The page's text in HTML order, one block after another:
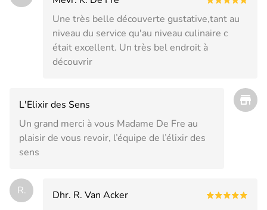
Une très belle découverte gustative,tant au
niveau du service qu'au niveau culinaire c
était excellent. Un très bel endroit à
découvrir
L'Elixir des Sens
Un grand merci à vous Madame De Fre au
plaisir de vous revoir, l’équipe de l’élixir des
sens
R. Dhr. R. Van Acker